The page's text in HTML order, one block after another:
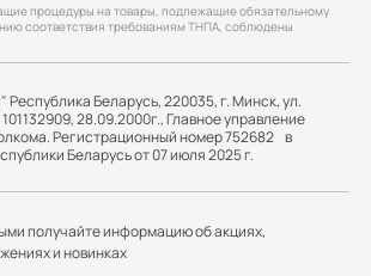
процедуры на товары, подлежащие обязательному
соответствия требованиям ТНПА, соблюдены
Беларусь, 220035, г. Минск, ул.
28.09.2000г., Главное управление
Регистрационный номер 752682 в
Беларусь от 07 июля 2025 г.
получайте информацию об акциях,
и новинках